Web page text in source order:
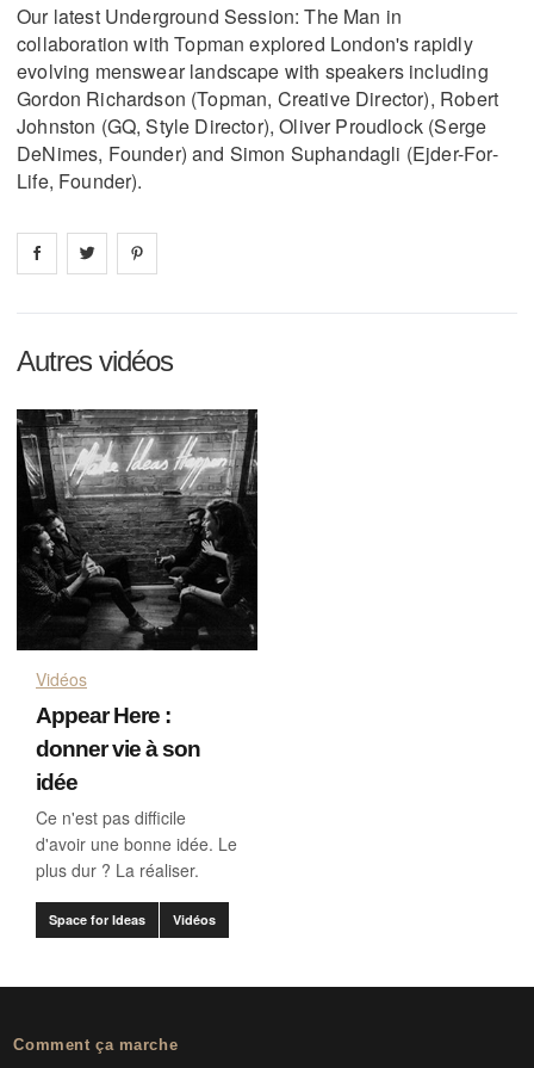
Our latest Underground Session: The Man in
collaboration with Topman explored London's rapidly
evolving menswear landscape with speakers including
Gordon Richardson (Topman, Creative Director), Robert
Johnston (GQ, Style Director), Oliver Proudlock (Serge
DeNimes, Founder) and Simon Suphandagli (Ejder-For-
Life, Founder).
Share on facebook
Share on
Autres vidéos
Vidéos
Appear Here :
donner vie à son
idée
Ce n'est pas difficile
d'avoir une bonne idée. Le
plus dur ? La réaliser.
Space for Ideas Vidéos
Comment ça marche